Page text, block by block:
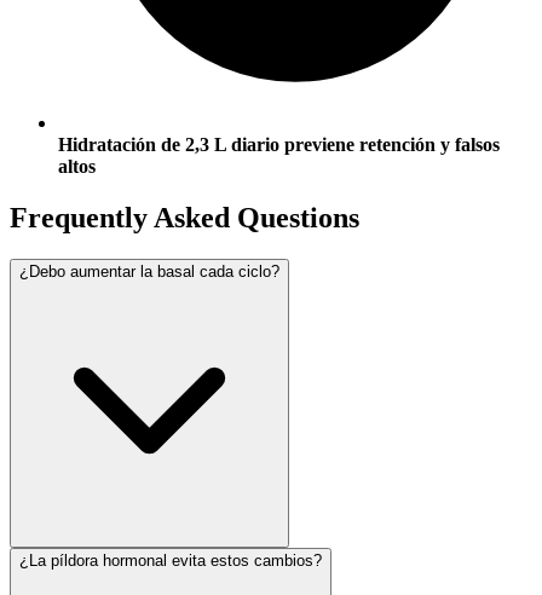
Hidratación de 2,3 L diario previene retención y falsos
altos
Frequently Asked Questions
¿Debo aumentar la basal cada ciclo?
¿La píldora hormonal evita estos cambios?